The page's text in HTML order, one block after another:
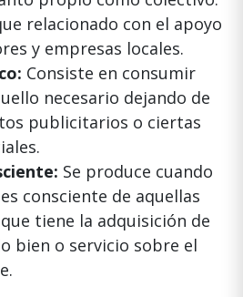
relacionado con el apoyo
y empresas locales.
Consiste en consumir
necesario dejando de
publicitarios o ciertas
Se produce cuando
consciente de aquellas
tiene la adquisición de
bien o servicio sobre el